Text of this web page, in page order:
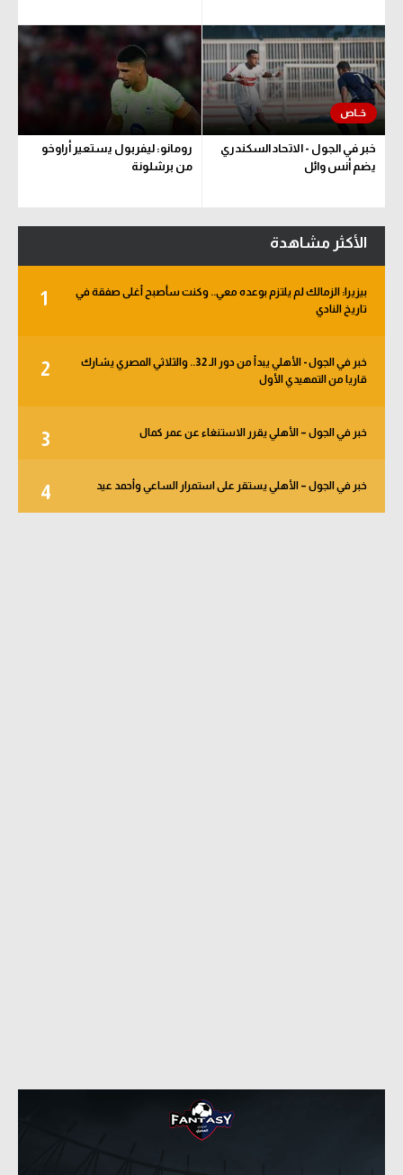
خبر في الجول - الاتحاد السكندري
يضم أنس وائل
رومانو: ليفربول يستعير أراوخو
من برشلونة
الأكثر مشاهدة
1
بيزيرا: الزمالك لم يلتزم بوعده معي.. وكنت سأصبح أغلى صفقة في
تاريخ النادي
2
خبر في الجول - الأهلي يبدأ من دور الـ 32.. والثلاثي المصري يشارك
قاريا من التمهيدي الأول
3 خبر في الجول – الأهلي يقرر الاستنغاء عن عمر كمال
4 خبر في الجول – الأهلي يستقر على استمرار الساعي وأحمد عيد